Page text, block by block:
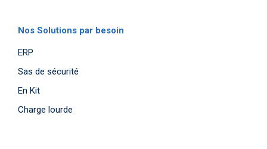
Nos Solutions par besoin
ERP
Sas de sécurité
En Kit
Charge lourde